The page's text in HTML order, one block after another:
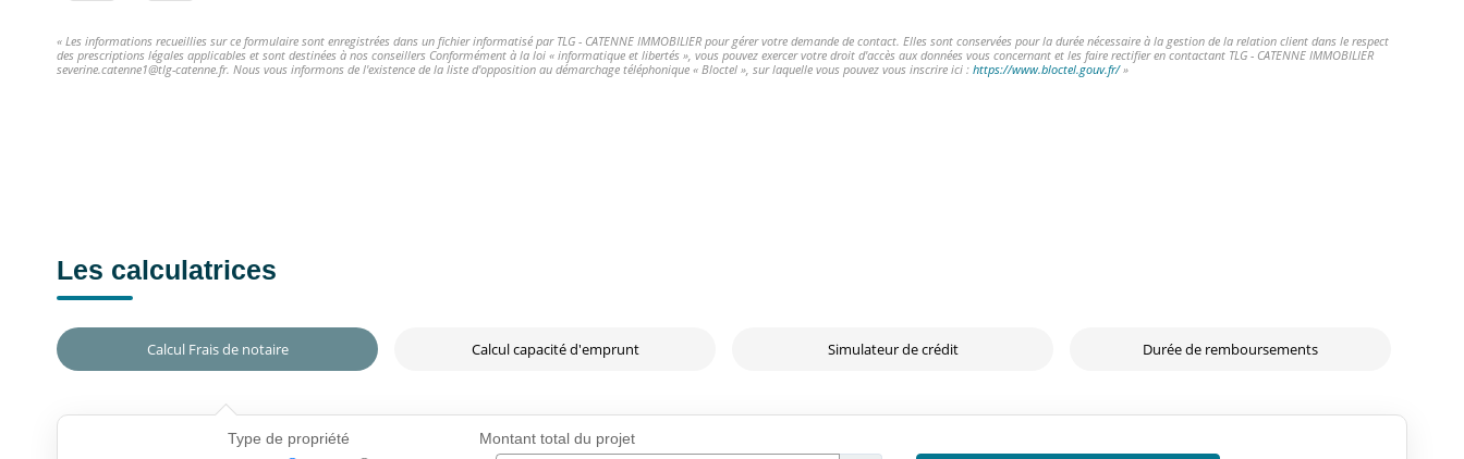
« Les informations recueillies sur ce formulaire sont enregistrées dans un fichier informatisé par TLG - CATENNE IMMOBILIER pour gérer votre demande de contact. Elles sont conservées pour la durée nécessaire à la gestion de la relation client dans le respect
des prescriptions légales applicables et sont destinées à nos conseillers Conformément à la loi « informatique et libertés », vous pouvez exercer votre droit d'accès aux données vous concernant et les faire rectifier en contactant TLG - CATENNE IMMOBILIER
severine.catenne1@tlg-catenne.fr. Nous vous informons de l'existence de la liste d'opposition au démarchage téléphonique « Bloctel », sur laquelle vous pouvez vous inscrire ici : https://www.bloctel.gouv.fr/»
Les calculatrices
Calcul Frais de notaire Calcul capacité d'emprunt Simulateur de crédit Durée de remboursements